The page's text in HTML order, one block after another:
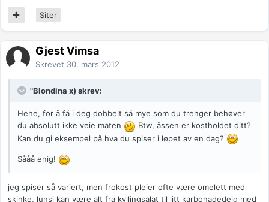
Siter
Gjest Vimsa
Skrevet 30. mars 2012
"Blondina x) skrev:
Hehe, for å få i deg dobbelt så mye som du trenger behøver
du absolutt ikke veie maten
Btw, åssen er kostholdet ditt?
Kan du gi eksempel på hva du spiser i løpet av en dag?
Sååå enig!
jeg spiser så variert, men frokost pleier ofte være omelett med
skinke, lunsj kan være alt fra kyllingsalat til litt karbonadedeig med